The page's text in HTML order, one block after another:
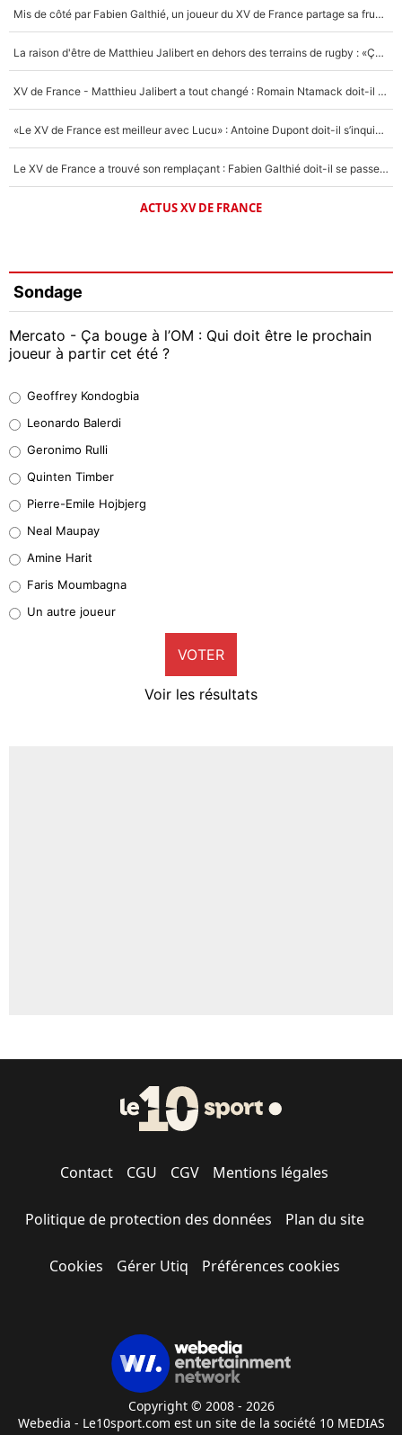
Mis de côté par Fabien Galthié, un joueur du XV de France partage sa frustration : «ils ne me l’ont pas dit tout de suite»
La raison d'être de Matthieu Jalibert en dehors des terrains de rugby : «Ça m'atteint autant que si tu touches à un membre de ma famille»
XV de France - Matthieu Jalibert a tout changé : Romain Ntamack doit-il s’inquiéter pour sa place à un an de la Coupe du monde ?
«Le XV de France est meilleur avec Lucu» : Antoine Dupont doit-il s’inquiéter pour sa place ?
Le XV de France a trouvé son remplaçant : Fabien Galthié doit-il se passer d'Antoine Dupont ?
ACTUS XV DE FRANCE
Sondage
Mercato - Ça bouge à l’OM : Qui doit être le prochain
joueur à partir cet été ?
38%
32%
5%
1%
9%
Geoffrey Kondogbia
Leonardo Balerdi
Geronimo Rulli
Quinten Timber
Pierre-Emile Hojbjerg
Neal Maupay
Amine Harit
Faris Moumbagna
Un autre joueur
VOTER
Voir les résultats
Contact CGU CGV Mentions légales
Politique de protection des données Plan du site
Cookies Gérer Utiq Préférences cookies
Copyright © 2008 - 2026
Webedia - Le10sport.com est un site de la société 10 MEDIAS